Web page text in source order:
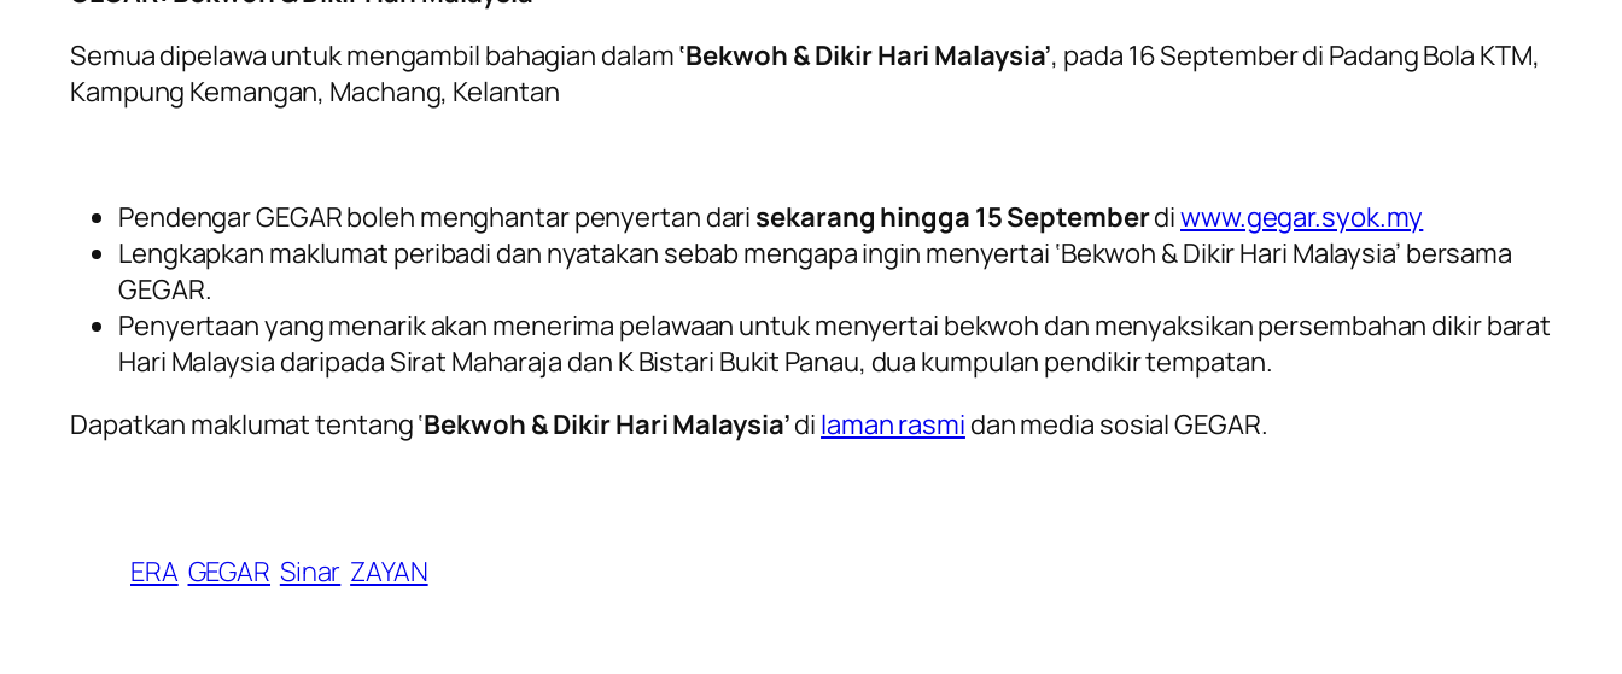
Semua dipelawa untuk mengambil bahagian dalam‘Bekwoh & Dikir Hari Malaysia’, pada 16 September di Padang Bola KTM,
Kampung Kemangan, Machang, Kelantan
Pendengar GEGAR boleh menghantar penyertan dari sekarang hingga 15 Septemberdiwww.gegar.syok.my
Lengkapkan maklumat peribadi dan nyatakan sebab mengapa ingin menyertai ‘Bekwoh & Dikir Hari Malaysia’ bersama
GEGAR.
Penyertaan yang menarik akan menerima pelawaan untuk menyertai bekwoh dan menyaksikan persembahan dikir barat
Hari Malaysia daripada Sirat Maharaja dan K Bistari Bukit Panau, dua kumpulan pendikir tempatan.
Dapatkan maklumat tentang ‘Bekwoh & Dikir Hari Malaysia’di laman rasmi dan media sosial GEGAR.
ERA GEGAR Sinar ZAYAN